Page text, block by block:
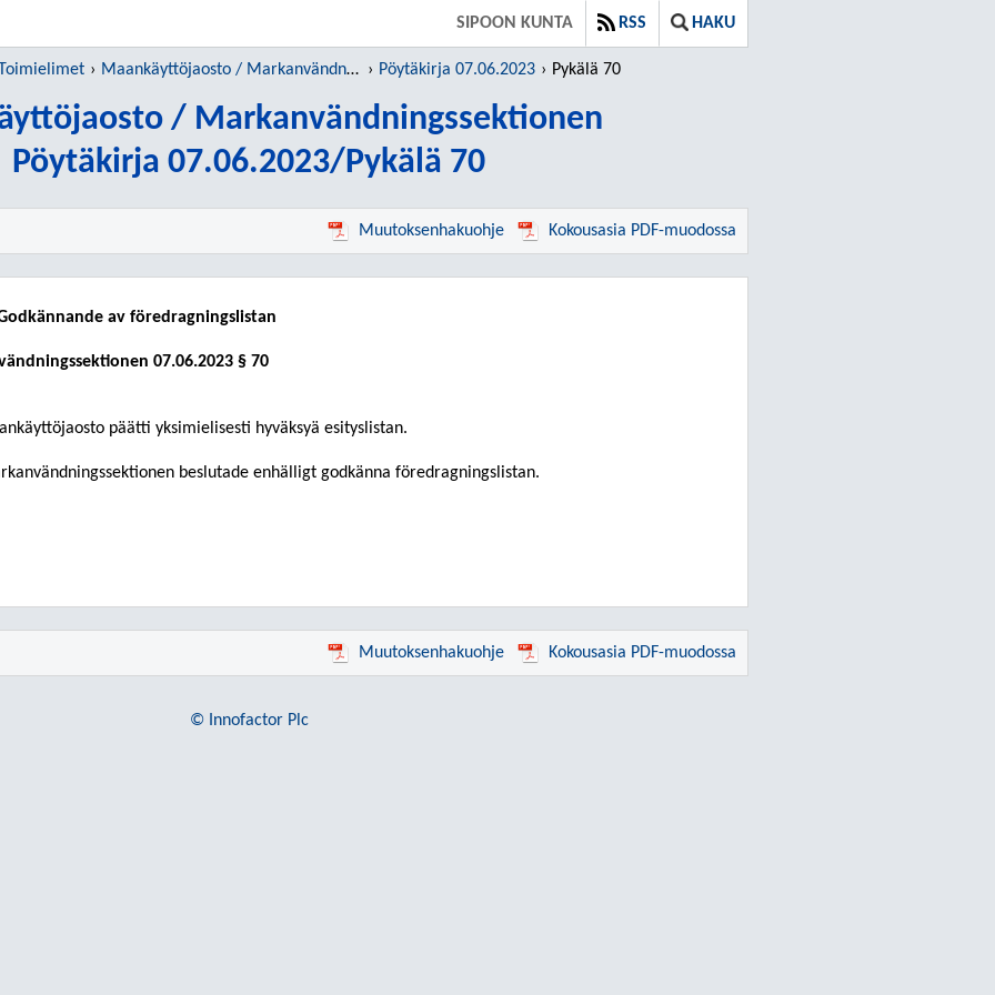
SIPOON KUNTA RSS HAKU
Toimielimet Maankäyttöjaosto / Markanvändningssektionen Pöytäkirja 07.06.2023 Pykälä 70
/ Markanvändningssektionen
Pöytäkirja 07.06.2023/Pykälä 70
Muutoksenhakuohje Kokousasia PDF-muodossa
av föredragningslistan
07.06.2023 § 70
päätti yksimielisesti hyväksyä esityslistan.
beslutade enhälligt godkänna föredragningslistan.
Muutoksenhakuohje Kokousasia PDF-muodossa
© Innofactor Plc